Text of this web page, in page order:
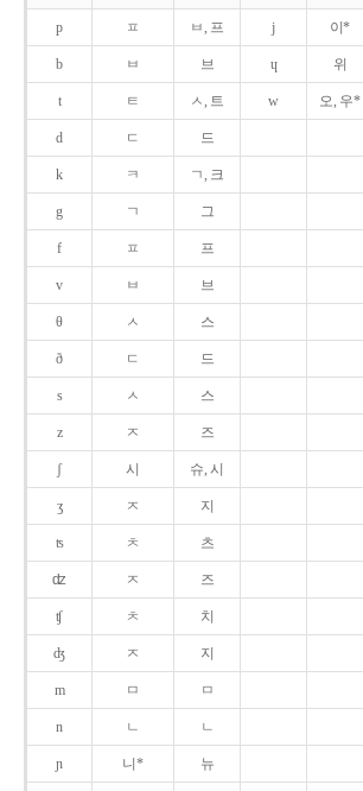
p ㅍ ㅂ, 프 j 이*
b ㅂ 브 ɥ 위
t ㅌ ㅅ, 트 w 오, 우*
d ㄷ 드
k ㅋ ㄱ, 크
g ㄱ 그
f ㅍ 프
v ㅂ 브
θ ㅅ 스
ð ㄷ 드
s ㅅ 스
z ㅈ 즈
ʃ 시 슈, 시
ʒ ㅈ 지
ʦ ㅊ 츠
ʣ ㅈ 즈
ʧ ㅊ 치
ʤ ㅈ 지
m ㅁ ㅁ
n ㄴ ㄴ
ɲ 니* 뉴